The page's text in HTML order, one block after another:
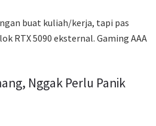
buat kuliah/kerja, tapi pas
RTX 5090 eksternal. Gaming AAA
Nggak Perlu Panik